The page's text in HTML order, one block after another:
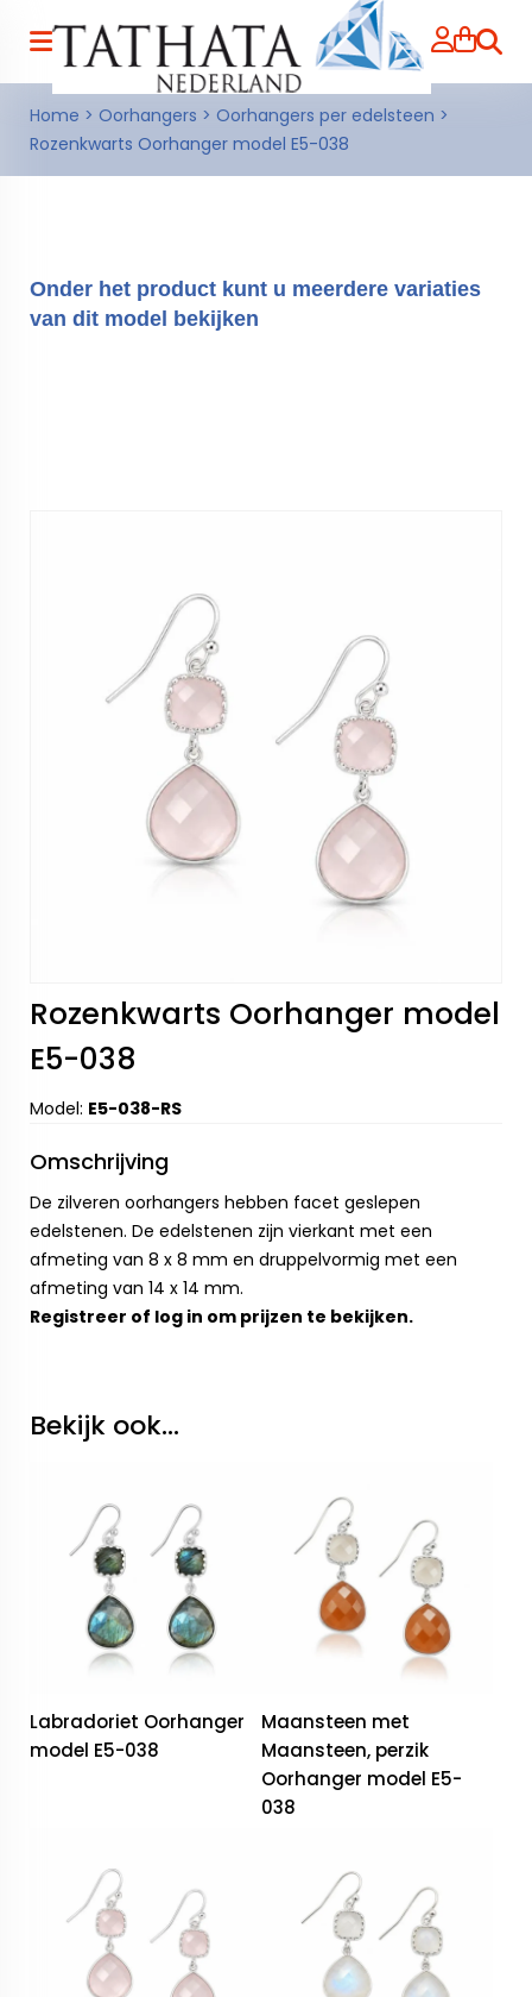
Home > Oorhangers > Oorhangers per edelsteen >
Rozenkwarts Oorhanger model E5-038
Onder het product kunt u meerdere variaties
van dit model bekijken
Rozenkwarts Oorhanger model
E5-038
Model: E5-038-RS
Omschrijving
De zilveren oorhangers hebben facet geslepen
edelstenen. De edelstenen zijn vierkant met een
afmeting van 8 x 8 mm en druppelvormig met een
afmeting van 14 x 14 mm.
Registreer of log in om prijzen te bekijken.
Bekijk ook...
Labradoriet Oorhanger
model E5-038
Maansteen met
Maansteen, perzik
Oorhanger model E5-
038